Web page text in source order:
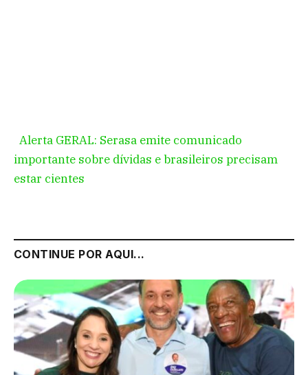
Alerta GERAL: Serasa emite comunicado
importante sobre dívidas e brasileiros precisam
estar cientes
CONTINUE POR AQUI...